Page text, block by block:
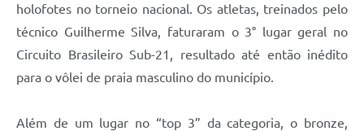
holofotes no torneio nacional. Os atletas, treinados pelo
técnico Guilherme Silva, faturaram o 3° lugar geral no
Circuito Brasileiro Sub-21, resultado até então inédito
para o vôlei de praia masculino do município.
Além de um lugar no “top 3” da categoria, o bronze,